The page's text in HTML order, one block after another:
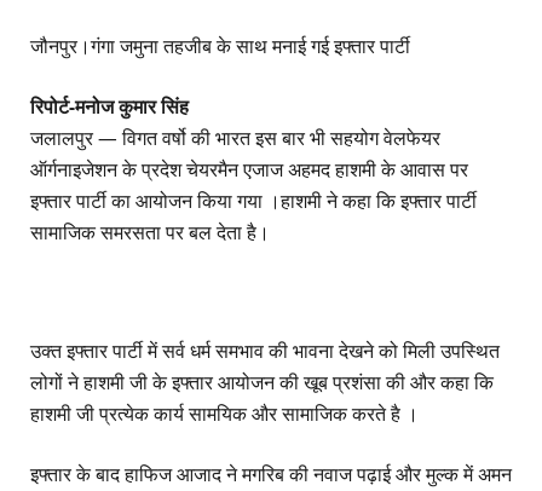
जौनपुर।गंगा जमुना तहजीब के साथ मनाई गई इफ्तार पार्टी
रिपोर्ट-मनोज कुमार सिंह
जलालपुर — विगत वर्षो की भारत इस बार भी सहयोग वेलफेयर
ऑर्गनाइजेशन के प्रदेश चेयरमैन एजाज अहमद हाशमी के आवास पर
इफ्तार पार्टी का आयोजन किया गया ।हाशमी ने कहा कि इफ्तार पार्टी
सामाजिक समरसता पर बल देता है।
उक्त इफ्तार पार्टी में सर्व धर्म समभाव की भावना देखने को मिली उपस्थित
लोगों ने हाशमी जी के इफ्तार आयोजन की खूब प्रशंसा की और कहा कि
हाशमी जी प्रत्येक कार्य सामयिक और सामाजिक करते है ।
इफ्तार के बाद हाफिज आजाद ने मगरिब की नवाज पढ़ाई और मुल्क में अमन